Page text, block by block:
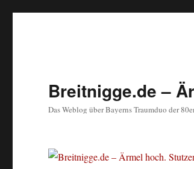
Breitnigge.de –
Das Weblog über Bayerns Traumduo der